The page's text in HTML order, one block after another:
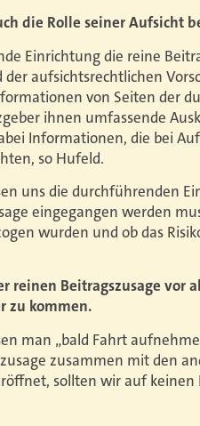
die Rolle seiner Aufsicht
Einrichtung die reine
aufsichtsrechtlichen
von Seiten der
ihnen umfassende
Informationen, die bei
so Hufeld.
uns die durchführenden
eingegangen werden
wurden und ob das
reinen Beitragszusage vor
zu kommen.
man „bald Fahrt
zusammen mit den
sollten wir auf keinen